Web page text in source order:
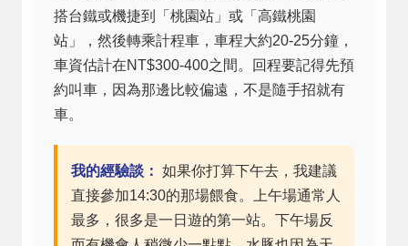
搭台鐵或機捷到「桃園站」或「高鐵桃園
站」，然後轉乘計程車，車程大約20-25分鐘，
車資估計在NT$300-400之間。回程要記得先預
約叫車，因為那邊比較偏遠，不是隨手招就有
車。
我的經驗談： 如果你打算下午去，我建議
直接參加14:30的那場餵食。上午場通常人
最多，很多是一日遊的第一站。下午場反